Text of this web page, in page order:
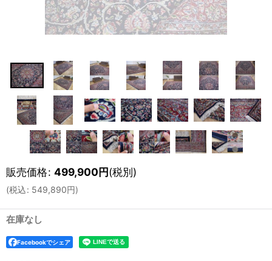
販売価格: 499,900円(税別)
(税込: 549,890円)
在庫なし
Facebookでシェア